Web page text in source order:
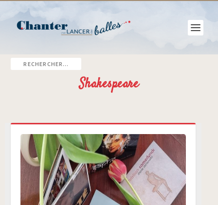
Shakespeare